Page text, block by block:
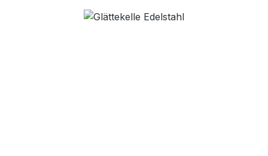
Bildergalerie überspringen